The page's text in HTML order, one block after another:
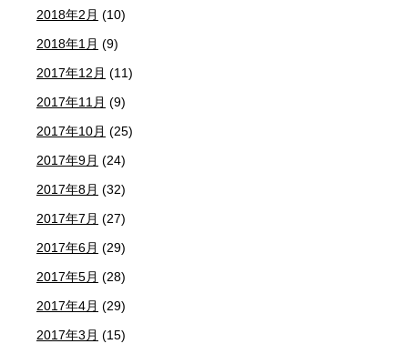
2018年2月 (10)
2018年1月 (9)
2017年12月 (11)
2017年11月 (9)
2017年10月 (25)
2017年9月 (24)
2017年8月 (32)
2017年7月 (27)
2017年6月 (29)
2017年5月 (28)
2017年4月 (29)
2017年3月 (15)